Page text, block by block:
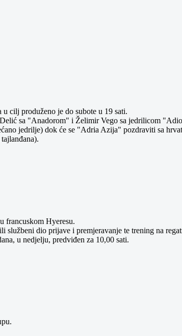
cilj produženo je do subote u 19 sati.
sa "Anadorom" i Želimir Vego sa jedrilicom
jedrilje) dok će se "Adria Azija" pozdraviti sa
francuskom Hyeresu.
dio prijave i premjeravanje te trening na
u nedjelju, predviđen za 10,00 sati.